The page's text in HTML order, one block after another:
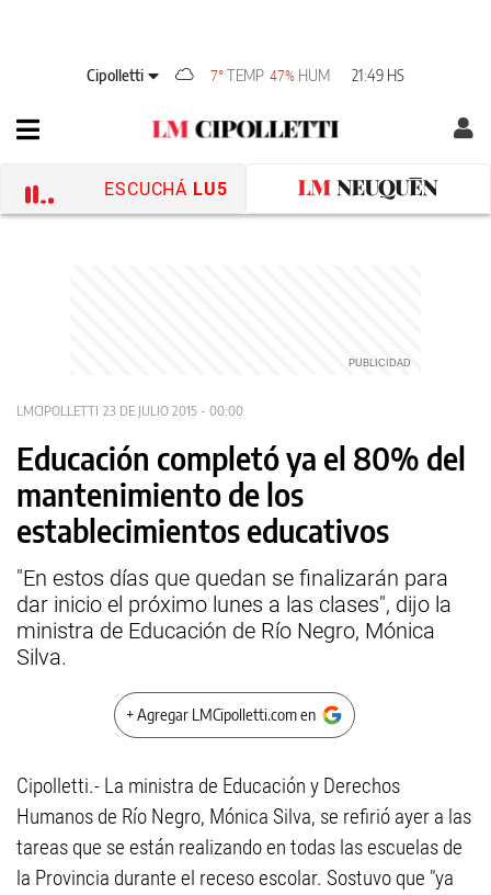
Cipolletti 7° TEMP 47% HUM 21:49 HS
ESCUCHÁ LU5
LMCIPOLLETTI 23 DE JULIO 2015 - 00:00
Educación completó ya el 80% del
mantenimiento de los
establecimientos educativos
"En estos días que quedan se finalizarán para
dar inicio el próximo lunes a las clases", dijo la
ministra de Educación de Río Negro, Mónica
Silva.
+ Agregar LMCipolletti.com en
Cipolletti.- La ministra de Educación y Derechos
Humanos de Río Negro, Mónica Silva, se refirió ayer a las
tareas que se están realizando en todas las escuelas de
la Provincia durante el receso escolar. Sostuvo que "ya